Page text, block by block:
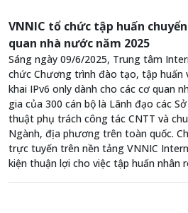
VNNIC tổ chức tập huấn
quan nhà nước năm 2025
Sáng ngày 09/6/2025, Trung tâm
chức Chương trình đào tạo, tập huấn
khai IPv6 only dành cho các cơ quan
gia của 300 cán bộ là Lãnh đạo các
thuật phụ trách công tác CNTT và
Ngành, địa phương trên toàn quốc.
trực tuyến trên nền tảng VNNIC
kiện thuận lợi cho việc tập huấn nhân